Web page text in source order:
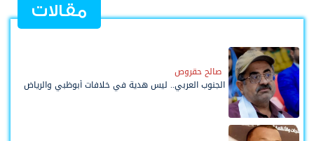
مقالات
صالح حقروص
الجنوب العربي.. ليس هدية في خلافات أبوظبي والرياض